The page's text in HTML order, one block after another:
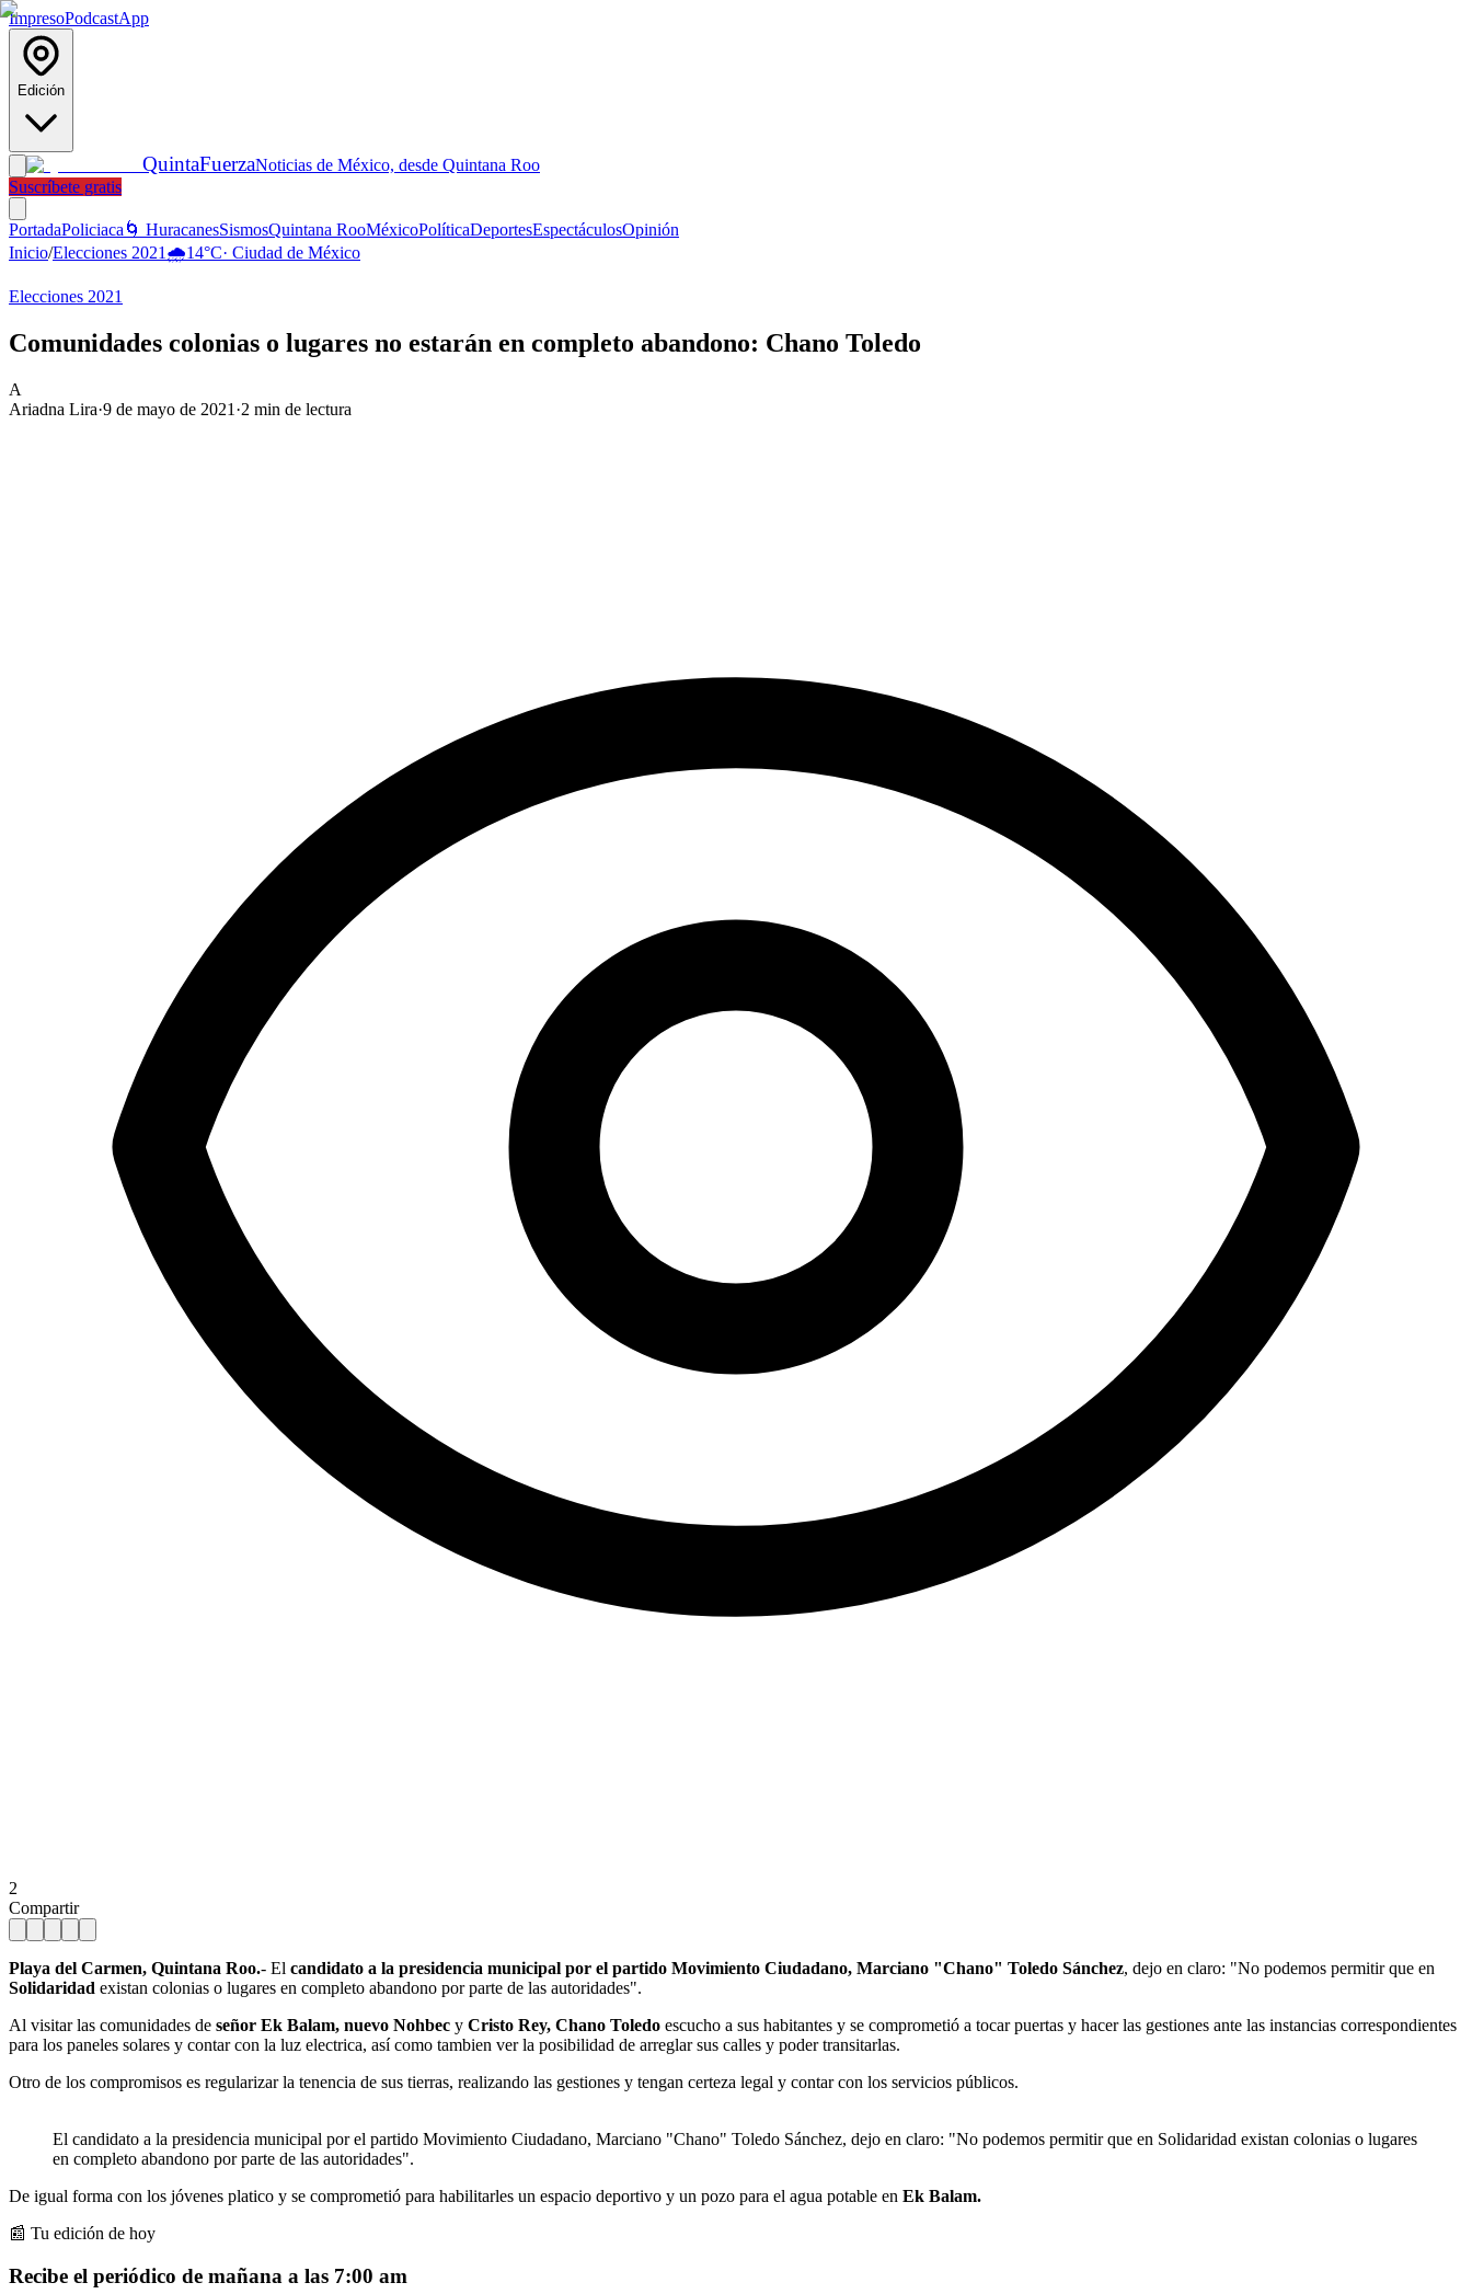
ImpresoPodcastApp
Edición
QuintaFuerzaNoticias de México, desde Quintana Roo
Suscríbete gratis
PortadaPoliciaca 🌀 HuracanesSismosQuintana RooMéxicoPolíticaDeportesEspectáculosOpinión
Inicio/Elecciones 2021 🌧️14°C· Ciudad de México
Elecciones 2021
Comunidades colonias o lugares no estarán en completo abandono: Chano Toledo
A
Ariadna Lira·9 de mayo de 2021 ·2 min de lectura
2
Compartir
Playa del Carmen, Quintana Roo.- El candidato a la presidencia municipal por el partido Movimiento Ciudadano, Marciano "Chano" Toledo Sánchez, dejo en claro: "No podemos permitir que en
Solidaridad existan colonias o lugares en completo abandono por parte de las autoridades".
Al visitar las comunidades de señor Ek Balam, nuevo Nohbec y Cristo Rey, Chano Toledo escucho a sus habitantes y se comprometió a tocar puertas y hacer las gestiones ante las instancias correspondientes
para los paneles solares y contar con la luz electrica, así como tambien ver la posibilidad de arreglar sus calles y poder transitarlas.
Otro de los compromisos es regularizar la tenencia de sus tierras, realizando las gestiones y tengan certeza legal y contar con los servicios públicos.
El candidato a la presidencia municipal por el partido Movimiento Ciudadano, Marciano "Chano" Toledo Sánchez, dejo en claro: "No podemos permitir que en Solidaridad existan colonias o lugares
en completo abandono por parte de las autoridades".
De igual forma con los jóvenes platico y se comprometió para habilitarles un espacio deportivo y un pozo para el agua potable en Ek Balam.
📰 Tu edición de hoy
Recibe el periódico de mañana a las 7:00 am